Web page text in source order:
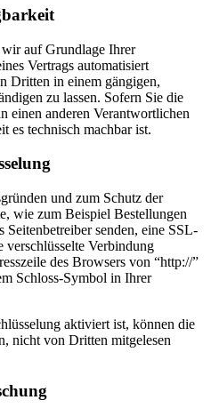
wir auf Grundlage Ihrer
Vertrags automatisiert
Dritten in einem gängigen,
zu lassen. Sofern Sie die
einen anderen Verantwortlichen
es technisch machbar ist.
und zum Schutz der
wie zum Beispiel Bestellungen
Seitenbetreiber senden, eine SSL-
Verbindung
des Browsers von “http://”
Schloss-Symbol in Ihrer
aktiviert ist, können die
nicht von Dritten mitgelesen